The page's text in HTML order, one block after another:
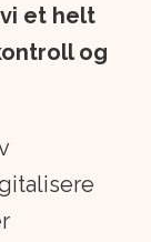
et helt
og